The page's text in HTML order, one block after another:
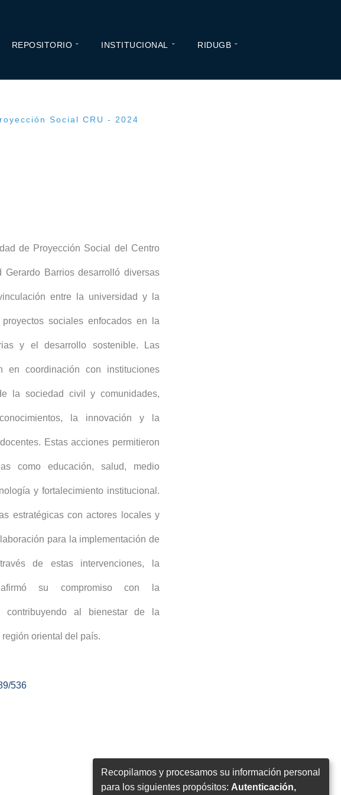
REPOSITORIO INSTITUCIONAL RIDUGB
Social CRU - 2024
de Proyección Social del Centro
Barrios desarrolló diversas
entre la universidad y la
sociales enfocados en la
y el desarrollo sostenible. Las
en coordinación con instituciones
la sociedad civil y comunidades,
la innovación y la
Estas acciones permitieron
como educación, salud, medio
y fortalecimiento institucional.
estratégicas con actores locales y
para la implementación de
de estas intervenciones, la
su compromiso con la
contribuyendo al bienestar de la
oriental del país.
536
Recopilamos y procesamos su información personal
para los siguientes propósitos: Autenticación,